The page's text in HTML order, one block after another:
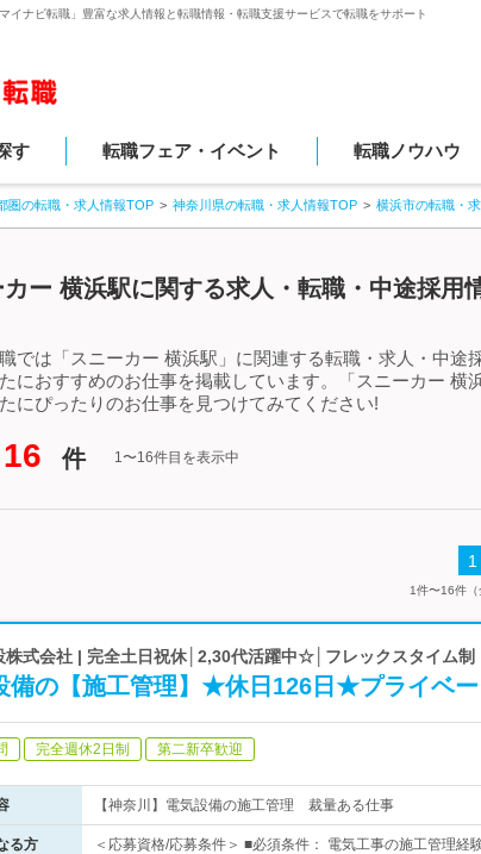
イナビ転職」豊富な求人情報と転職情報・転職支援サービスで転職をサポート
す 転職フェア・イベント 転職ノウハウ
圏の転職・求人情報TOP 神奈川県の転職・求人情報TOP 横浜市の転職・
カー 横浜駅に関する求人・転職・中途採用
では「スニーカー 横浜駅」に関連する転職・求人・中
におすすめのお仕事を掲載しています。「スニーカー
にぴったりのお仕事を見つけてみてください!
16 件 1〜16件目を表示中
1
1件〜16件（
株式会社 | 完全土日祝休│2,30代活躍中☆│フレックスタイム制
備の【施工管理】★休日126日★プライベ
完全週休2日制 第二新卒歓迎
【神奈川】電気設備の施工管理 裁量ある仕事
る方 ＜応募資格/応募条件＞ ■必須条件： 電気工事の施工管理経